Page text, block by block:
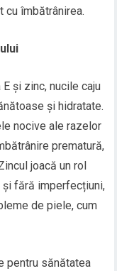
cu îmbătrânirea.
și zinc, nucile caju
și hidratate.
nocive ale razelor
prematură,
joacă un rol
și fără imperfecțiuni,
de piele, cum
pentru sănătatea